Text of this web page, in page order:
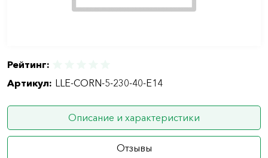
Рейтинг:
Артикул: LLE-CORN-5-230-40-E14
Описание и характеристики
Отзывы